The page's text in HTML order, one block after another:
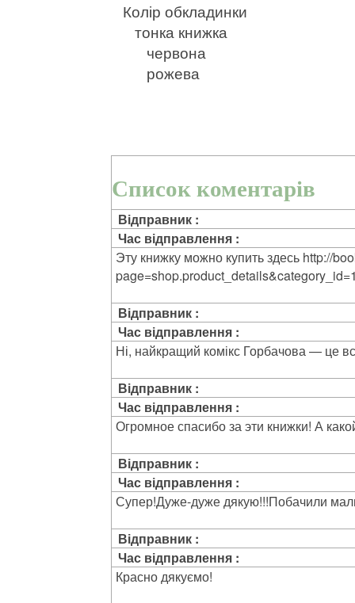
Колір обкладинки
тонка книжка
червона
рожева
Список коментарів
Відправник :
Час відправлення :
Эту книжку можно купить здесь http://
Відправник :
Час відправлення :
Ні, найкращий комікс Горбачова — це
Відправник :
Час відправлення :
Огромное спасибо за эти книжки! А
Відправник :
Час відправлення :
Супер!Дуже-дуже дякую!!!Побачили
Відправник :
Час відправлення :
Красно дякуємо!